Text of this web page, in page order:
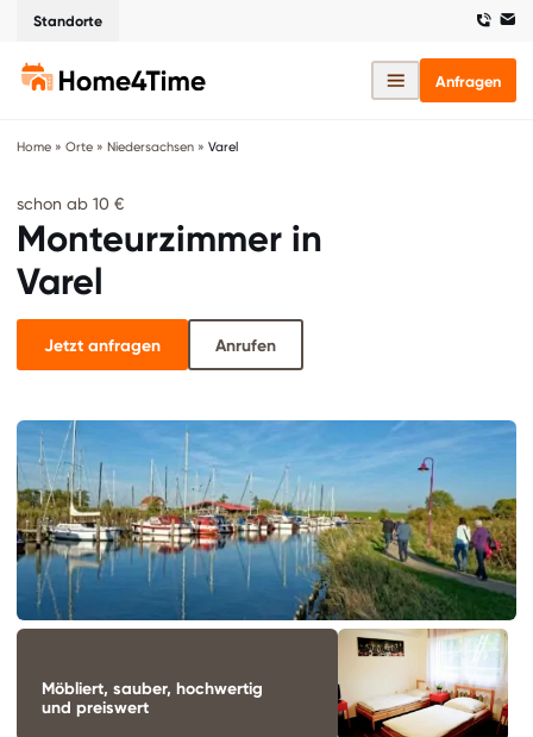
Standorte
Anfragen
Home » Orte » Niedersachsen » Varel
schon ab 10 €
Monteurzimmer in
Varel
Jetzt anfragen Anrufen
Möbliert, sauber, hochwertig
und preiswert